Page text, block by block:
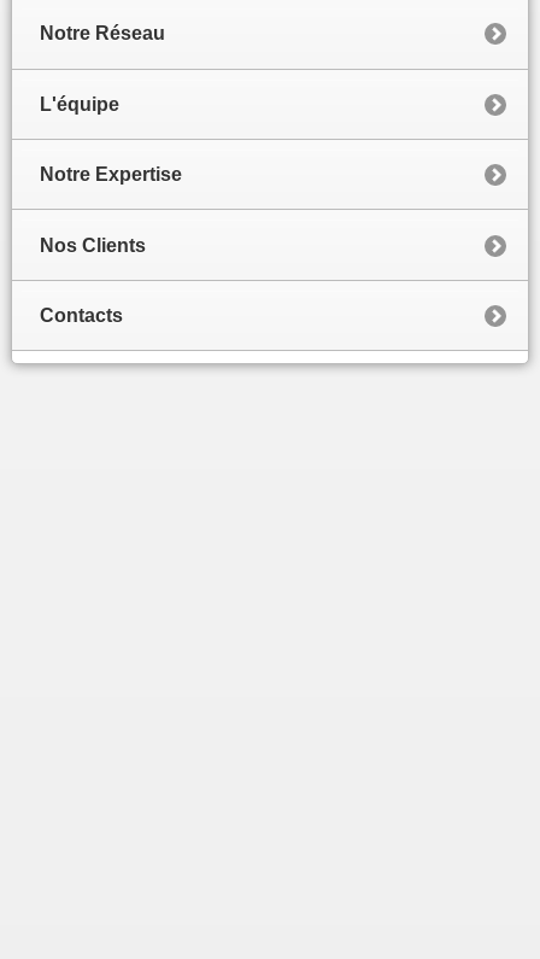
Notre Réseau
L'équipe
Notre Expertise
Nos Clients
Contacts